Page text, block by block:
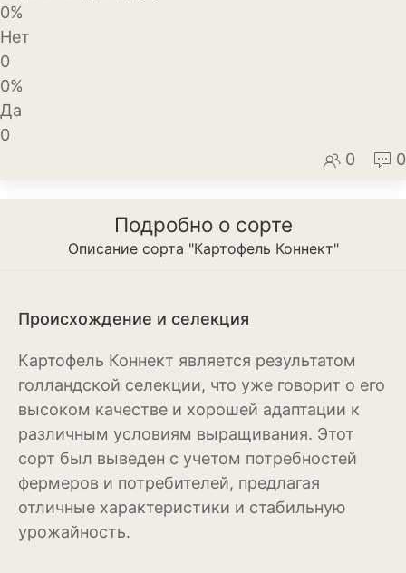
Годеция
Декоративная капуста
Клематисы
Крокус
Лапчатка
Лилейник
Лилии
Лобелия
0%
Нет
0
0%
Да
0
0
0
Подробно о сорте
Описание сорта "Картофель Коннект"
Происхождение и селекция
Картофель Коннект является результатом
голландской селекции, что уже говорит о его
высоком качестве и хорошей адаптации к
различным условиям выращивания. Этот
сорт был выведен с учетом потребностей
фермеров и потребителей, предлагая
отличные характеристики и стабильную
урожайность.